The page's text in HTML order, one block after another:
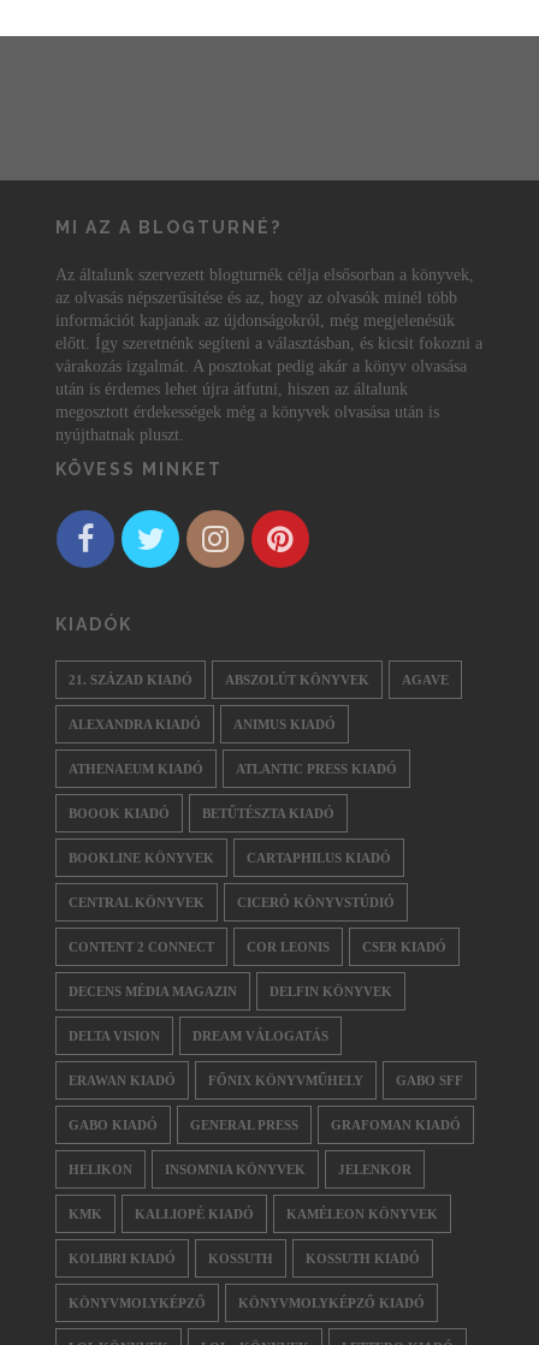
MI AZ A BLOGTURNÉ?
Az általunk szervezett blogturnék célja elsősorban a könyvek,
az olvasás népszerűsítése és az, hogy az olvasók minél több
információt kapjanak az újdonságokról, még megjelenésük
előtt. Így szeretnénk segíteni a választásban, és kicsit fokozni a
várakozás izgalmát. A posztokat pedig akár a könyv olvasása
után is érdemes lehet újra átfutni, hiszen az általunk
megosztott érdekességek még a könyvek olvasása után is
nyújthatnak pluszt.
KÖVESS MINKET
KIADÓK
21. SZÁZAD KIADÓ ABSZOLÚT KÖNYVEK AGAVE
ALEXANDRA KIADÓ ANIMUS KIADÓ
ATHENAEUM KIADÓ ATLANTIC PRESS KIADÓ
BOOOK KIADÓ BETŰTÉSZTA KIADÓ
BOOKLINE KÖNYVEK CARTAPHILUS KIADÓ
CENTRAL KÖNYVEK CICERÓ KÖNYVSTÚDIÓ
CONTENT 2 CONNECT COR LEONIS CSER KIADÓ
DECENS MÉDIA MAGAZIN DELFIN KÖNYVEK
DELTA VISION DREAM VÁLOGATÁS
ERAWAN KIADÓ FŐNIX KÖNYVMŰHELY GABO SFF
GABO KIADÓ GENERAL PRESS GRAFOMAN KIADÓ
HELIKON INSOMNIA KÖNYVEK JELENKOR
KMK KALLIOPÉ KIADÓ KAMÉLEON KÖNYVEK
KOLIBRI KIADÓ KOSSUTH KOSSUTH KIADÓ
KÖNYVMOLYKÉPZŐ KÖNYVMOLYKÉPZŐ KIADÓ